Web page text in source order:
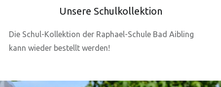
Unsere Schulkollektion
Die Schul-Kollektion der Raphael-Schule Bad Aibling
kann wieder bestellt werden!